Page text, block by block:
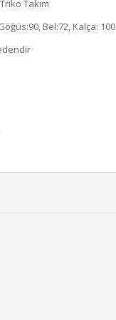
Takım
Bel:72, Kalça: 100